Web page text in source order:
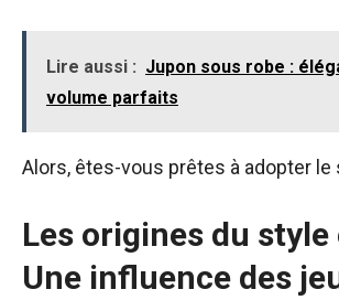
Lire aussi : Jupon sous robe :
volume parfaits
Alors, êtes-vous prêtes à adopter le
Les origines du style
Une influence des